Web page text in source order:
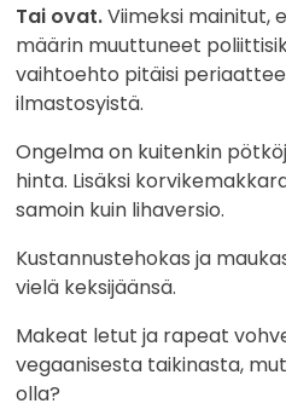
Tai ovat.Viimeksi mainitut,
määrin muuttuneet
vaihtoehto pitäisi
ilmastosyistä.
Ongelma on kuitenkin
hinta. Lisäksi
samoin kuin lihaversio.
Kustannustehokas ja
vielä keksijäänsä.
Makeat letut ja rapeat
vegaanisesta taikinasta,
olla?